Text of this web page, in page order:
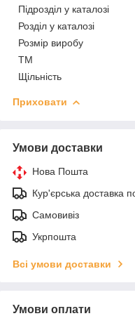
Підрозділ у каталозі
Розділ у каталозі
Розмір виробу
ТМ
Щільність
Приховати
Умови доставки
Нова Пошта
Кур'єрська доставка
Самовивіз
Укрпошта
Всі умови доставки
Умови оплати